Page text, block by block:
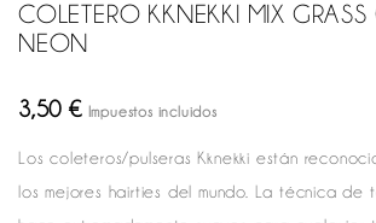
COLETERO KKNEKKI MIX GRASS
NEON
3,50 € Impuestos incluidos
Los coleteros/pulseras Kknekki están
los mejores hairties del mundo. La técnica de